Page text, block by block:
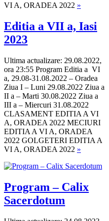
VI A, ORADEA 2022 »
Editia a VII a, Iasi
2023
Ultima actualizare: 29.08.2022,
ora 23:55 Program Editia a VI
a, 29.08-31.08.2022 – Oradea
Ziua I – Luni 29.08.2022 Ziua a
II a – Marti 30.08.2022 Ziua a
III a – Miercuri 31.08.2022
CLASAMENT EDITIA A VI
A, ORADEA 2022 MECIURI
EDITIA A VI A, ORADEA
2022 GOLGETERI EDITIA A
VI A, ORADEA 2022 »
Program – Calix
Sacerdotum